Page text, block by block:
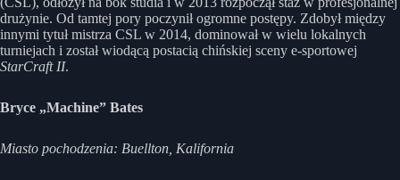
drużynie. Od tamtej pory poczynił ogromne postępy. Zdobył między
innymi tytuł mistrza CSL w 2014, dominował w wielu lokalnych
turniejach i został wiodącą postacią chińskiej sceny e-sportowej
StarCraft II.
Bryce „Machine” Bates
Miasto pochodzenia: Buellton, Kalifornia